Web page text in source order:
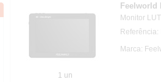
1 un
Feelworld
Monitor
Referência:
Marca: